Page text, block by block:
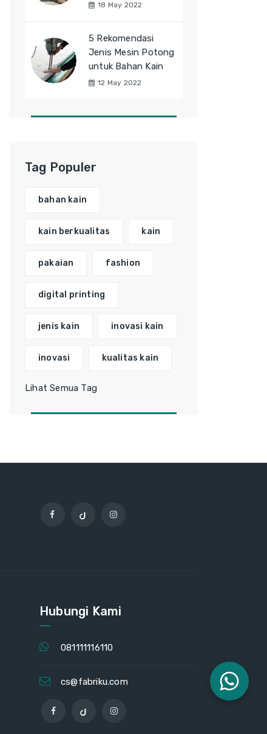
18 May 2022
5 Rekomendasi
Jenis Mesin Potong
untuk Bahan Kain
12 May 2022
Tag Populer
bahan kain
kain berkualitas kain
pakaian fashion
digital printing
jenis kain inovasi kain
inovasi kualitas kain
Lihat Semua Tag
Hubungi Kami
081111116110
cs@fabriku.com